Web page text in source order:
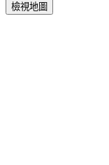
檢視地圖